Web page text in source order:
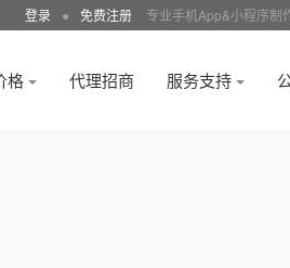
登录 ● 免费注册 专业手机App&小程序制
格 代理招商 服务支持